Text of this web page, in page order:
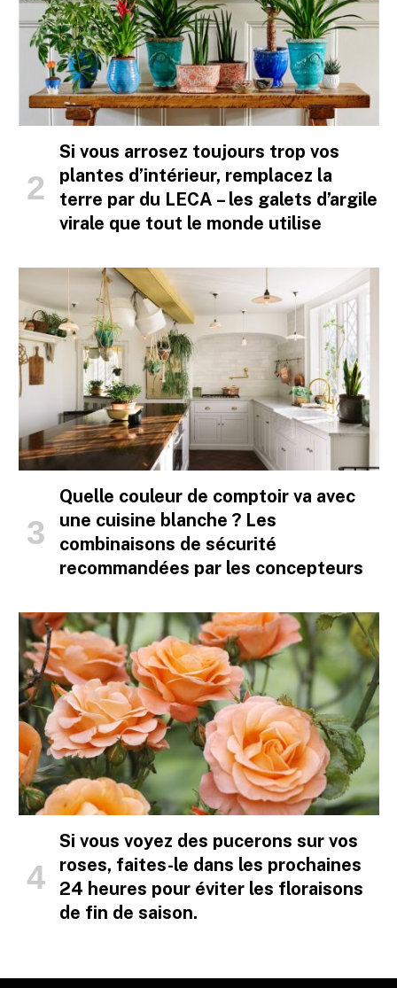
Si vous arrosez toujours trop vos
plantes d’intérieur, remplacez la
terre par du LECA – les galets d’argile
virale que tout le monde utilise
Quelle couleur de comptoir va avec
une cuisine blanche ? Les
combinaisons de sécurité
recommandées par les concepteurs
Si vous voyez des pucerons sur vos
roses, faites-le dans les prochaines
24 heures pour éviter les floraisons
de fin de saison.